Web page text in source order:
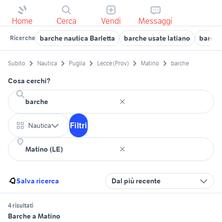
Home Cerca Vendi Messaggi
Ricerche barche nautica Barletta barche usate latiano
Subito Nautica Puglia Lecce (Prov) Matino barche
Cosa cerchi?
Nautica Filtri
Salva ricerca Dal più recente
4 risultati
Barche a Matino